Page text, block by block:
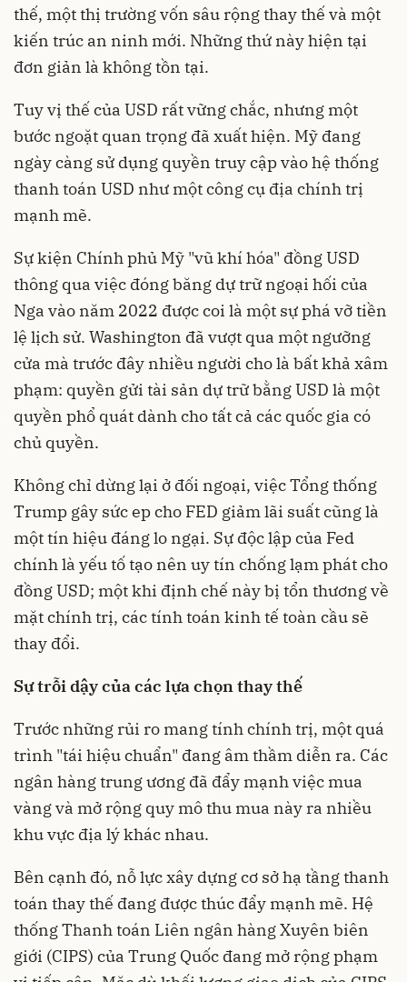
thế, một thị trường vốn sâu rộng thay thế và một
kiến trúc an ninh mới. Những thứ này hiện tại
đơn giản là không tồn tại.
Tuy vị thế của USD rất vững chắc, nhưng một
bước ngoặt quan trọng đã xuất hiện. Mỹ đang
ngày càng sử dụng quyền truy cập vào hệ thống
thanh toán USD như một công cụ địa chính trị
mạnh mẽ.
Sự kiện Chính phủ Mỹ "vũ khí hóa" đồng USD
thông qua việc đóng băng dự trữ ngoại hối của
Nga vào năm 2022 được coi là một sự phá vỡ tiền
lệ lịch sử. Washington đã vượt qua một ngưỡng
cửa mà trước đây nhiều người cho là bất khả xâm
phạm: quyền gửi tài sản dự trữ bằng USD là một
quyền phổ quát dành cho tất cả các quốc gia có
chủ quyền.
Không chỉ dừng lại ở đối ngoại, việc Tổng thống
Trump gây sức ep cho FED giảm lãi suất cũng là
một tín hiệu đáng lo ngại. Sự độc lập của Fed
chính là yếu tố tạo nên uy tín chống lạm phát cho
đồng USD; một khi định chế này bị tổn thương về
mặt chính trị, các tính toán kinh tế toàn cầu sẽ
thay đổi.
Sự trỗi dậy của các lựa chọn thay thế
Trước những rủi ro mang tính chính trị, một quá
trình "tái hiệu chuẩn" đang âm thầm diễn ra. Các
ngân hàng trung ương đã đẩy mạnh việc mua
vàng và mở rộng quy mô thu mua này ra nhiều
khu vực địa lý khác nhau.
Bên cạnh đó, nỗ lực xây dựng cơ sở hạ tầng thanh
toán thay thế đang được thúc đẩy mạnh mẽ. Hệ
thống Thanh toán Liên ngân hàng Xuyên biên
giới (CIPS) của Trung Quốc đang mở rộng phạm